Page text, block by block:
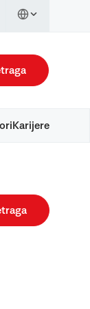
Karijere